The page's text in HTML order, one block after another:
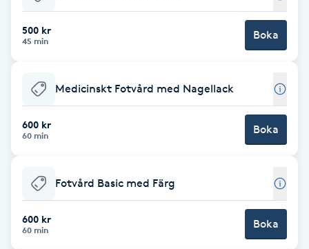
Babylights
Balayage
Barber
Barnklippning
BIAB
500 kr
45 min Boka
Medicinskt Fotvård med Nagellack
600 kr
60 min Boka
Fotvård Basic med Färg
600 kr
60 min Boka